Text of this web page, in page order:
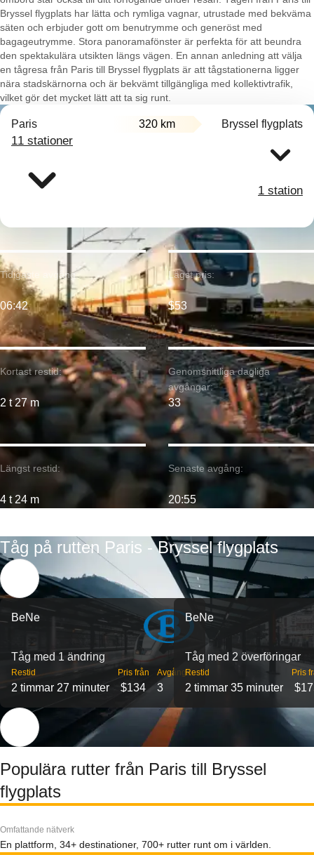
Bryssel flygplats har lätta och rymliga vagnar, utrustade med bekväma
säten och erbjuder gott om benutrymme och generöst med
bagageutrymme. Stora panoramafönster är perfekta för att beundra
den spektakulära utsikten längs vägen. En annan anledning att välja
en tågresa från Paris till Bryssel flygplats är att tågstationerna ligger
nära stadskärnorna och är bekvämt tillgängliga med kollektivtrafik,
vilket gör det mycket lätt att ta sig runt.
Paris 320 km Bryssel flygplats
11 stationer
1 station
Kortast restid:
2 t 27 m
Tidigaste avgång:
06:42
Längst restid:
4 t 24 m
Lägst pris:
$53
Genomsnittliga dagliga
avgångar:
33
Senaste avgång:
20:55
Tåg på rutten Paris - Bryssel flygplats
BeNe
Tåg med 1 ändring
Restid
2 timmar 27 minuter
Pris från
$134
Avgångar
3
BeNe
Tåg med 2 överföringar
Restid
2 timmar 35 minuter
Pris
Populära rutter från Paris till Bryssel
flygplats
Omfattande nätverk
En plattform, 34+ destinationer, 700+ rutter runt om i världen.